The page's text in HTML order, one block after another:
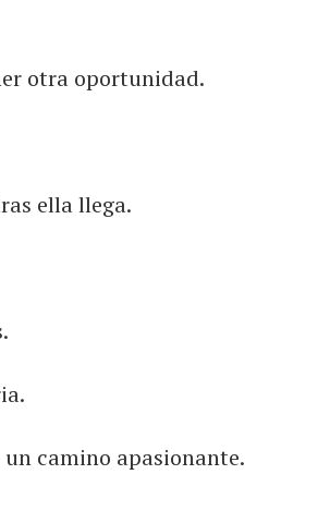
otra oportunidad.
ella llega.
camino apasionante.